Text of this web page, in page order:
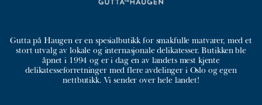
Gutta på Haugen er en spesialbutikk for smakfulle matvarer, med et
stort utvalg av lokale og internasjonale delikatesser. Butikken ble
åpnet i 1994 og er i dag en av landets mest kjente
delikatesseforretninger med flere avdelinger i Oslo og egen
nettbutikk. Vi sender over hele landet!